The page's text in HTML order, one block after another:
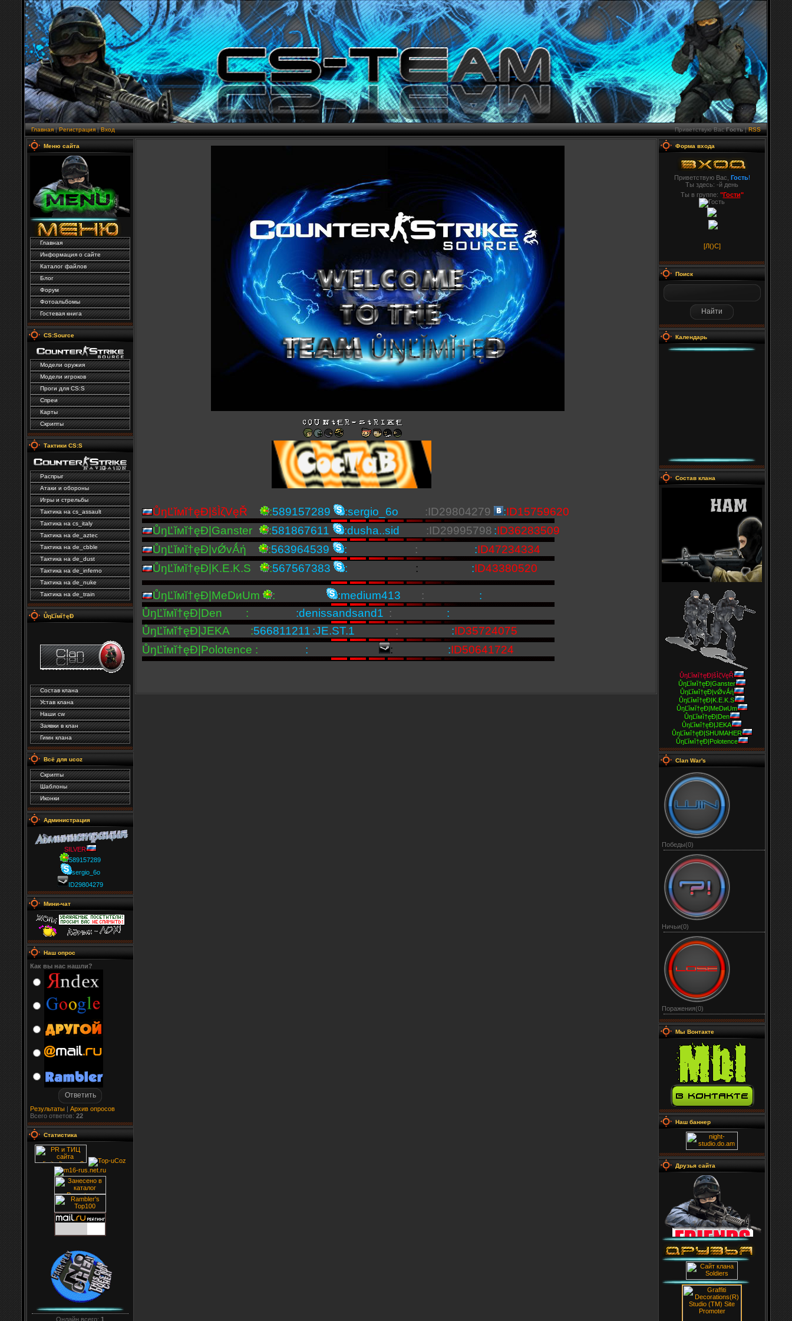
Главная|Регистрация|Вход Приветствую Вас Гость|RSS
Меню сайта
Главная
Информация о сайте
Каталог файлов
Блог
Форум
Фотоальбомы
Гостевая книга
CS:Source
Модели оружия
Модели игроков
Проги для CS:S
Спреи
Карты
Скрипты
Тактики CS:S
Распрыг
Атаки и обороны
Игры и стрельбы
Тактика на cs_assault
Тактика на сs_italy
Тактика на de_aztec
Тактика на de_cbble
Тактика на de_dust
Тактика на de_inferno
Тактика на de_nuke
Тактика на de_train
ŮŋĽĭмĭ†ęÐ
Состав клана
Устав клана
Наши cw
Заявки в клан
Гимн клана
Всё для ucoz
Скрипты
Шаблоны
Иконки
Администрация
SILVER
589157289
sergio_6o
ID29804279
Мини-чат
Наш опрос
Как вы нас нашли?
Результаты | Архив опросов
Всего ответов: 22
Статистика
Онлайн всего: 1
ŮŋĽĭмĭ†ęĐ|šÌζVęŘ :589157289 :sergio_6o :ID29804279 :ID15759620
ŮŋĽĭмĭ†ęĐ| Ganster :581867611 :dusha..sid :ID29995798 :ID36283509
ŮŋĽĭмĭ†ęĐ| vǾvǺή :563964539 : : :ID47234334
ŮŋĽĭмĭ†ęĐ|K.E.K.S
:567567383 : : :ID43380520
ŮŋĽĭмĭ†ęĐ| MeDиUm : :medium413 :
:
ŮŋĽĭмĭ†ęĐ|Den : :denissandsand1 :
:
ŮŋĽĭмĭ†ęĐ|JEKA :566811211 :JE.ST.1 : :ID35724075
ŮŋĽĭмĭ†ęĐ|Polotence : : : :ID50641724
Форма входа
Приветствую Вас, Гость!
Ты здесь: -й день
Ты в группе: "Гости"
[Л()С]
Поиск
Календарь
Состав клана
ŮŋĽĭмĭ†ęĐ|šÌζVęŘ
ŮŋĽĭмĭ†ęĐ|Ganster
ŮŋĽĭмĭ†ęĐ|vǾvǺή
ŮŋĽĭмĭ†ęĐ|K.E.K.S
ŮŋĽĭмĭ†ęĐ|MeDиUm
ŮŋĽĭмĭ†ęĐ|Den
ŮŋĽĭмĭ†ęĐ|JEKA
ŮŋĽĭмĭ†ęĐ|SHUMAHER
ŮŋĽĭмĭ†ęĐ|Polotence
Clan War's
Победы(0)
Ничьи(0)
Поражения(0)
Мы Вонтакте
Наш баннер
Друзья сайта